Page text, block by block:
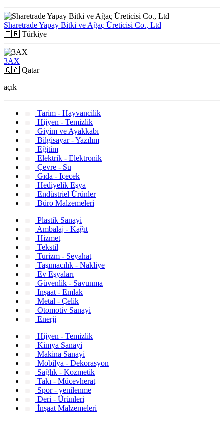
Sharetrade Yapay Bitki ve Ağaç Üreticisi Co., Ltd
🇹🇷 Türkiye
3AX
🇶🇦 Qatar
açık
Tarim - Hayvancilik
Hijyen - Temizlik
Giyim ve Ayakkabı
Bilgisayar - Yazılım
Eğitim
Elektrik - Elektronik
Çevre - Su
Gıda - Içecek
Hediyelik Eşya
Endüstriel Ürünler
Büro Malzemeleri
Plastik Sanayi
Ambalaj - Kağıt
Hizmet
Tekstil
Turizm - Seyahat
Taşımacılık - Nakliye
Ev Eşyaları
Güvenlik - Savunma
Inşaat - Emlak
Metal - Çelik
Otomotiv Sanayi
Enerji
Hijyen - Temizlik
Kimya Sanayi
Makina Sanayi
Mobilya - Dekorasyon
Sağlık - Kozmetik
Takı - Mücevherat
Spor - yenilenme
Deri - Ürünleri
İnşaat Malzemeleri